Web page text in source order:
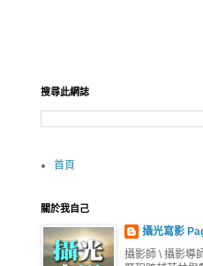
搜尋此網誌
首頁
關於我自己
攝光寫影
攝影師 \ 攝影導